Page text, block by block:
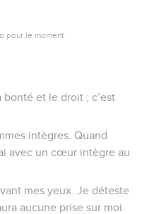
pour le moment.
bonté et le droit ; c’est
intègres. Quand
avec un cœur intègre au
mes yeux. Je déteste
aucune prise sur moi.